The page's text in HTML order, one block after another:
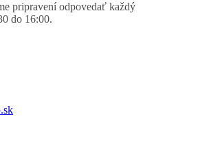
pripravení odpovedať každý
do 16:00.